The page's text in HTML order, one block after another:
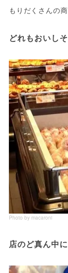
もりだくさんの
どれもおいし
Photo by macaroni